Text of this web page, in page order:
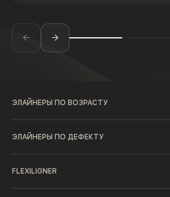
ЭЛАЙНЕРЫ ПО ВОЗРАСТУ
ЭЛАЙНЕРЫ ПО ДЕФЕКТУ
FLEXILIGNER